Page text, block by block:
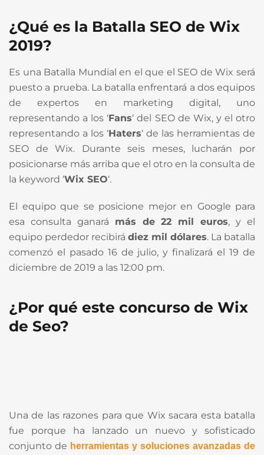
¿Qué es la Batalla SEO de Wix
2019?
Es una Batalla Mundial en el que el SEO de Wix será
puesto a prueba. La batalla enfrentará a dos equipos
de expertos en marketing digital, uno
representando a los ‘Fans‘ del SEO de Wix, y el otro
representando a los ‘Haters‘ de las herramientas de
SEO de Wix. Durante seis meses, lucharán por
posicionarse más arriba que el otro en la consulta de
la keyword ‘Wix SEO‘.
El equipo que se posicione mejor en Google para
esa consulta ganará más de 22 mil euros, y el
equipo perdedor recibirá diez mil dólares. La batalla
comenzó el pasado 16 de julio, y finalizará el 19 de
diciembre de 2019 a las 12:00 pm.
¿Por qué este concurso de Wix
de Seo?
Una de las razones para que Wix sacara esta batalla
fue porque ha lanzado un nuevo y sofisticado
conjunto de herramientas y soluciones avanzadas de